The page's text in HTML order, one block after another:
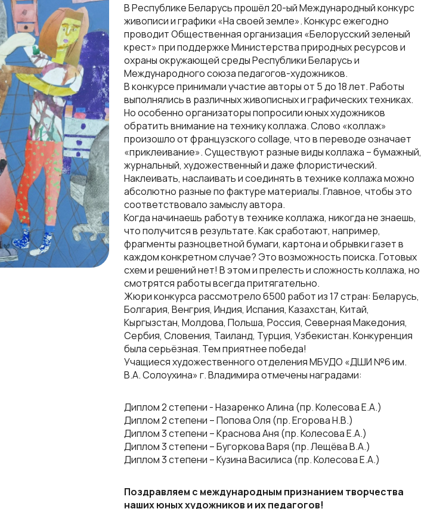
В Республике Беларусь прошёл 20-ый Международный конкурс
живописи и графики «На своей земле». Конкурс ежегодно
проводит Общественная организация «Белорусский зеленый
крест» при поддержке Министерства природных ресурсов и
охраны окружающей среды Республики Беларусь и
Международного союза педагогов-художников.
В конкурсе принимали участие авторы от 5 до 18 лет. Работы
выполнялись в различных живописных и графических техниках.
Но особенно организаторы попросили юных художников
обратить внимание на технику коллажа. Слово «коллаж»
произошло от французского collage, что в переводе означает
«приклеивание». Существуют разные виды коллажа – бумажный,
журнальный, художественный и даже флористический.
Наклеивать, наслаивать и соединять в технике коллажа можно
абсолютно разные по фактуре материалы. Главное, чтобы это
соответствовало замыслу автора.
Когда начинаешь работу в технике коллажа, никогда не знаешь,
что получится в результате. Как сработают, например,
фрагменты разноцветной бумаги, картона и обрывки газет в
каждом конкретном случае? Это возможность поиска. Готовых
схем и решений нет! В этом и прелесть и сложность коллажа, но
смотрятся работы всегда притягательно.
Жюри конкурса рассмотрело 6500 работ из 17 стран: Беларусь,
Болгария, Венгрия, Индия, Испания, Казахстан, Китай,
Кыргызстан, Молдова, Польша, Россия, Северная Македония,
Сербия, Словения, Таиланд, Турция, Узбекистан. Конкуренция
была серьёзная. Тем приятнее победа!
Учащиеся художественного отделения МБУДО «ДШИ №6 им.
В.А. Солоухина» г. Владимира отмечены наградами:
Диплом 2 степени - Назаренко Алина (пр. Колесова Е.А.)
Диплом 2 степени – Попова Оля (пр. Егорова Н.В.)
Диплом 3 степени – Краснова Аня (пр. Колесова Е.А.)
Диплом 3 степени – Бугоркова Варя (пр. Лещёва В.А.)
Диплом 3 степени – Кузина Василиса (пр. Колесова Е.А.)
Поздравляем с международным признанием творчества
наших юных художников и их педагогов!